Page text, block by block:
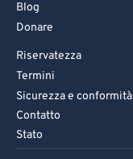
Blog
Donare
Riservatezza
Termini
Sicurezza e conformità
Contatto
Stato